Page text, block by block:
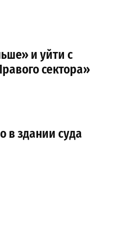
и уйти с
сектора»
в здании суда